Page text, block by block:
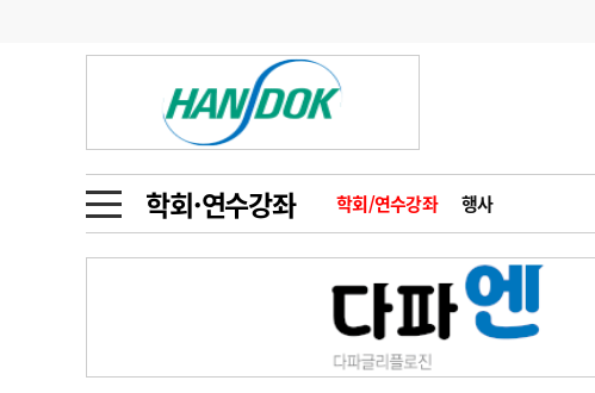
학회·연수강좌 학회/연수강좌 행사
금주의 검색어
1
의사인력 수급 추계
2
성분명 처방
3
AI의료
4
전공의 모집 결과
인사
오피니언
인물 초대석 피플
동영상뉴스
포토뉴스
메디 Hospital 지역병원 중소병원
2026년 하반기 인턴 모집
마취통증의학과 임기제 임상의사 채용